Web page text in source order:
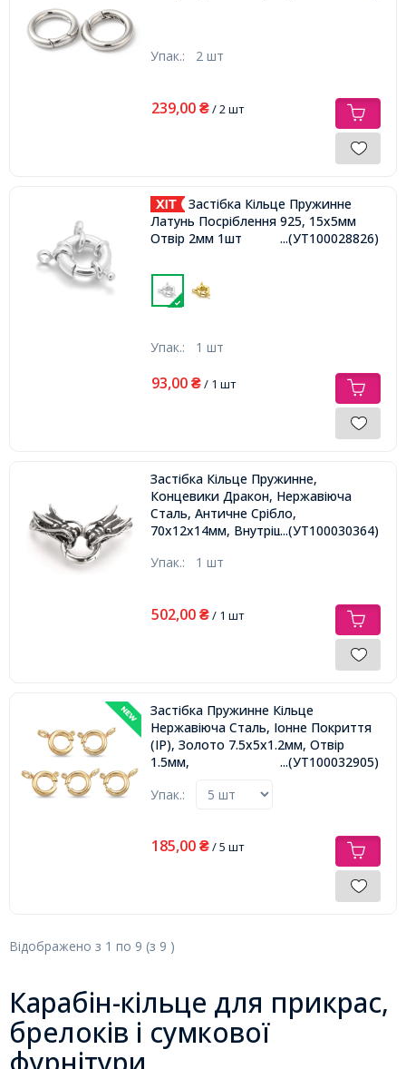
Упак.: 2 шт
239,00 ₴/ 2 шт
Застібка Кільце Пружинне
Латунь Посріблення 925, 15х5мм
Отвір 2мм 1шт
...(УТ100028826)
Упак.: 1 шт
93,00 ₴/ 1 шт
Застібка Кільце Пружинне,
Концевики Дракон, Нержавіюча
Сталь, Античне Срібло,
70х12х14мм, Внутрішній Діаметр
...(УТ100030364)
Упак.: 1 шт
502,00 ₴/ 1 шт
Застібка Пружинне Кільце
Нержавіюча Сталь, Іонне Покриття
(IP), Золото 7.5х5х1.2мм, Отвір
1.5мм,
...(УТ100032905)
Упак.:
185,00 ₴/ 5 шт
Відображено з 1 по 9 (з 9 )
Карабін-кільце для прикрас,
брелоків і сумкової